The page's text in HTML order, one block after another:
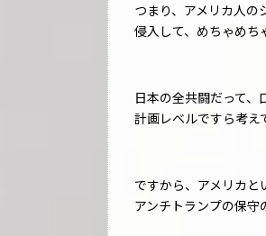
つまり、アメリカ人
侵入して、めちゃめち
日本の全共闘だって、
計画レベルですら考え
ですから、アメリカ
アンチトランプの保守